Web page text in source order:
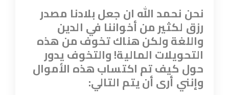
نحن نحمد الله ان جعل بلادنا مصدر
رزق لكثير من أخواننا في الدين
واللغة ولكن هناك تخوف من هذه
التحويلات المالية! والتخوف يدور
حول كيف تم اكتساب هذه الأموال
وإنني أرى أن يتم التالي: